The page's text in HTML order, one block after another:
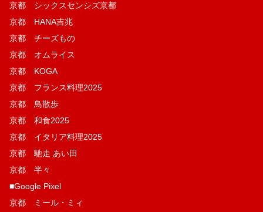
京都 シックスセンシズ京都
京都 HANA吉兆
京都 チーズもの
京都 オムライス
京都 KOGA
京都 フランス料理2025
京都 鳥散歩
京都 和食2025
京都 イタリア料理2025
京都 馳走 あい田
京都 半々
■Google Pixel
京都 ミール・ミィ